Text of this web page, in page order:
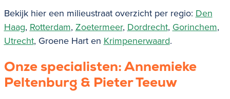
Bekijk hier een milieustraat overzicht per regio: Den
Haag, Rotterdam, Zoetermeer, Dordrecht, Gorinchem,
Utrecht, Groene Hart en Krimpenerwaard.
Onze specialisten: Annemieke
Peltenburg & Pieter Teeuw